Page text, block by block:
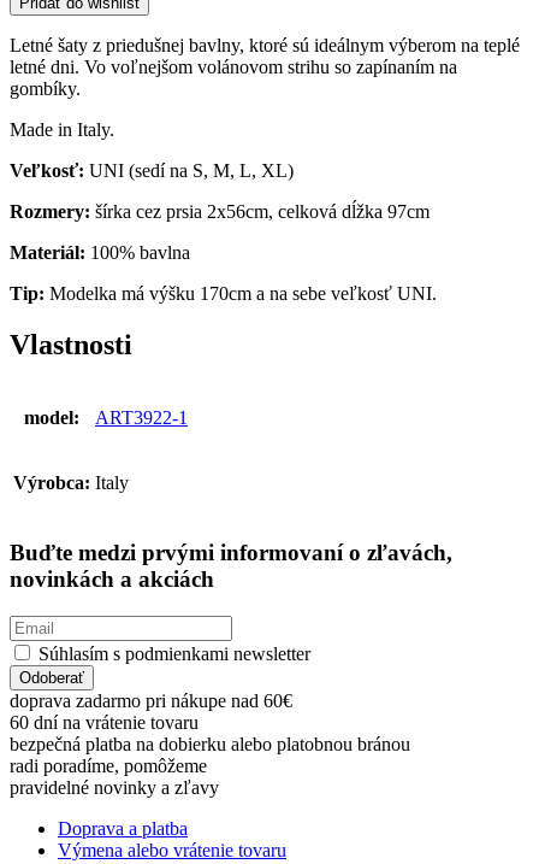
Letné šaty z priedušnej bavlny, ktoré sú ideálnym výberom na teplé
letné dni. Vo voľnejšom volánovom strihu so zapínaním na
gombíky.
Made in Italy.
Veľkosť: UNI (sedí na S, M, L, XL)
Rozmery: šírka cez prsia 2x56cm, celková dĺžka 97cm
Materiál: 100% bavlna
Tip: Modelka má výšku 170cm a na sebe veľkosť UNI.
Vlastnosti
model: ART3922-1
Výrobca: Italy
Buďte medzi prvými informovaní o zľavách,
novinkách a akciách
Súhlasím s podmienkami newsletter
Odoberať
doprava zadarmo pri nákupe nad 60€
60 dní na vrátenie tovaru
bezpečná platba na dobierku alebo platobnou bránou
radi poradíme, pomôžeme
pravidelné novinky a zľavy
Doprava a platba
Výmena alebo vrátenie tovaru